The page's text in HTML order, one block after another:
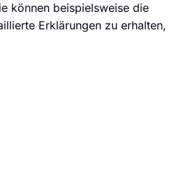
können beispielsweise die
Erklärungen zu erhalten,